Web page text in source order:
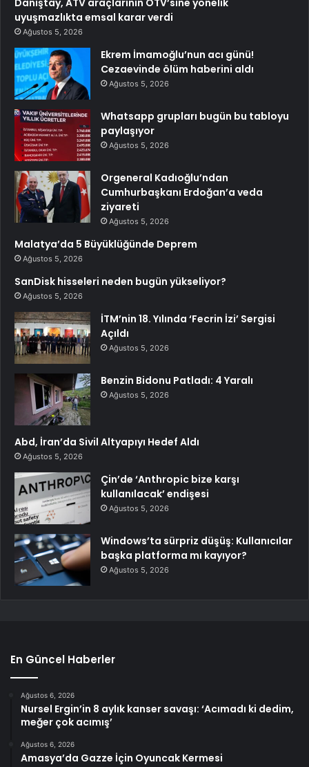
Danıştay, ATV araçlarının ÖTV’sine yönelik
uyuşmazlıkta emsal karar verdi
Ağustos 5, 2026
Ekrem İmamoğlu’nun acı günü!
Cezaevinde ölüm haberini aldı
Ağustos 5, 2026
Whatsapp grupları bugün bu tabloyu
paylaşıyor
Ağustos 5, 2026
Orgeneral Kadıoğlu’ndan
Cumhurbaşkanı Erdoğan’a veda
ziyareti
Ağustos 5, 2026
Malatya’da 5 Büyüklüğünde Deprem
Ağustos 5, 2026
SanDisk hisseleri neden bugün yükseliyor?
Ağustos 5, 2026
İTM’nin 18. Yılında ‘Fecrin İzi’ Sergisi
Açıldı
Ağustos 5, 2026
Benzin Bidonu Patladı: 4 Yaralı
Ağustos 5, 2026
Abd, İran’da Sivil Altyapıyı Hedef Aldı
Ağustos 5, 2026
Çin’de ‘Anthropic bize karşı
kullanılacak’ endişesi
Ağustos 5, 2026
Windows’ta sürpriz düşüş: Kullanıcılar
başka platforma mı kayıyor?
Ağustos 5, 2026
En Güncel Haberler
Ağustos 6, 2026
Nursel Ergin’in 8 aylık kanser savaşı: ‘Acımadı ki dedim,
meğer çok acımış’
Ağustos 6, 2026
Amasya’da Gazze İçin Oyuncak Kermesi